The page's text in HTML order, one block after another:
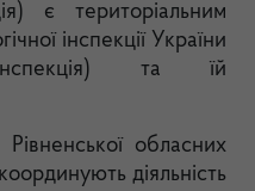
є територіальним
інспекції України
та їй
обласних
діяльність